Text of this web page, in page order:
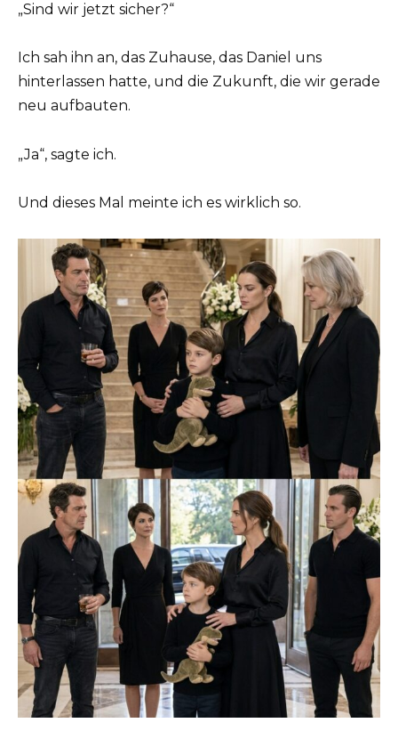
„Sind wir jetzt sicher?“
Ich sah ihn an, das Zuhause, das Daniel uns
hinterlassen hatte, und die Zukunft, die wir gerade
neu aufbauten.
„Ja“, sagte ich.
Und dieses Mal meinte ich es wirklich so.